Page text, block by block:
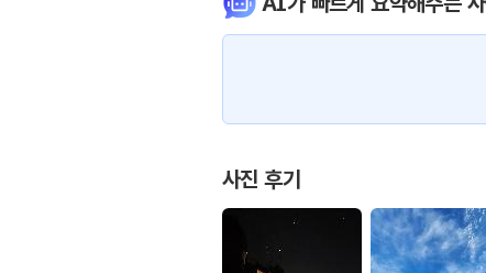
사진 후기